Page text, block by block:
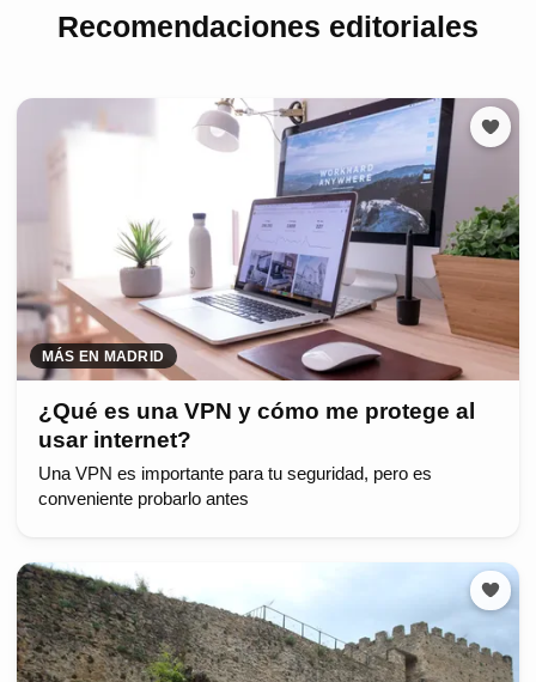
Recomendaciones editoriales
MÁS EN MADRID
¿Qué es una VPN y cómo me protege al
usar internet?
Una VPN es importante para tu seguridad, pero es
conveniente probarlo antes